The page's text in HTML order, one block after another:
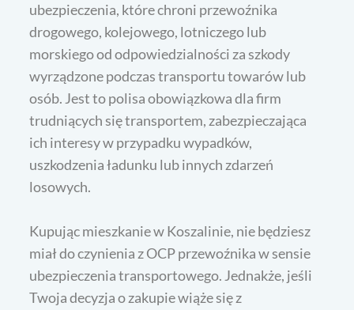
ubezpieczenia, które chroni przewoźnika
drogowego, kolejowego, lotniczego lub
morskiego od odpowiedzialności za szkody
wyrządzone podczas transportu towarów lub
osób. Jest to polisa obowiązkowa dla firm
trudniących się transportem, zabezpieczająca
ich interesy w przypadku wypadków,
uszkodzenia ładunku lub innych zdarzeń
losowych.
Kupując mieszkanie w Koszalinie, nie będziesz
miał do czynienia z OCP przewoźnika w sensie
ubezpieczenia transportowego. Jednakże, jeśli
Twoja decyzja o zakupie wiąże się z